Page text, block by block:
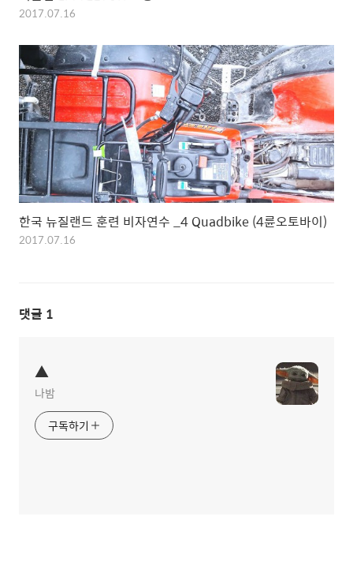
2017.07.16
한국 뉴질랜드 훈련 비자연수 _4 Quadbike (4륜오토바이)
2017.07.16
댓글 1
▲
나밤
구독하기